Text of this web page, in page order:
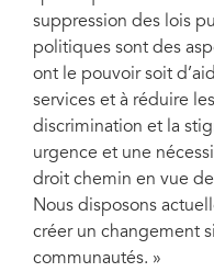
suppression des lois
politiques sont des
ont le pouvoir soit
services et à réduire
discrimination et la
urgence et une
droit chemin en vue
Nous disposons
créer un changement
communautés. »